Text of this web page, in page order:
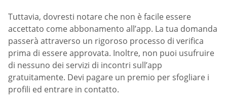
Tuttavia, dovresti notare che non è facile essere
accettato come abbonamento all’app. La tua domanda
passerà attraverso un rigoroso processo di verifica
prima di essere approvata. Inoltre, non puoi usufruire
di nessuno dei servizi di incontri sull’app
gratuitamente. Devi pagare un premio per sfogliare i
profili ed entrare in contatto.